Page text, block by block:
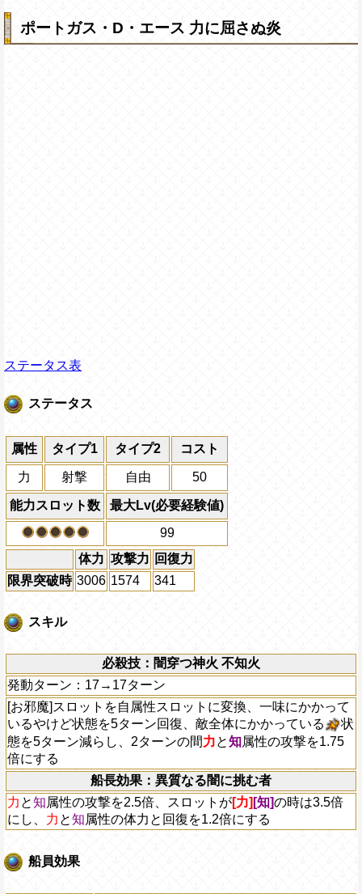
ポートガス・D・エース 力に屈さぬ炎
ステータス表
ステータス
属性 タイプ1 タイプ2 コスト
力 射撃 自由 50
能力スロット数
最大Lv(必要経験値)
99
体力 攻撃力 回復力
限界突破時 3006 1574 341
スキル
必殺技：闇穿つ神火 不知火
発動ターン：17→17ターン
[お邪魔]スロットを自属性スロットに変換、一味にかかって
いるやけど状態を5ターン回復、敵全体にかかっている
状
態を5ターン減らし、2ターンの間力と知属性の攻撃を1.75
倍にする
船長効果：異質なる闇に挑む者
力 と知属性の攻撃を2.5倍、スロットが[力] [知]の時は3.5倍
にし、 力 と知属性の体力と回復を1.2倍にする
船員効果